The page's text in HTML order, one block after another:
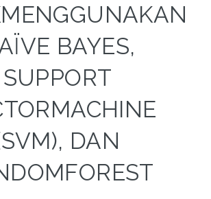
BAYES,
SUPPORT
DAN